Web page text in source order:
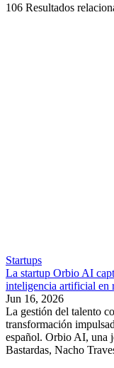
106 Resultados
Startups
La startup Orbio AI
inteligencia artificial en
Jun 16, 2026
La gestión del talento
transformación
español. Orbio AI, una
Bastardas, Nacho